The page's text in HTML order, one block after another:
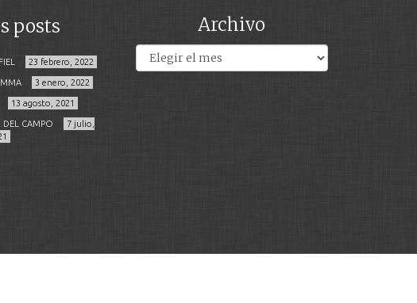
posts
23 febrero, 2022
3 enero, 2022
13 agosto, 2021
CAMPO
7 julio,
Archivo